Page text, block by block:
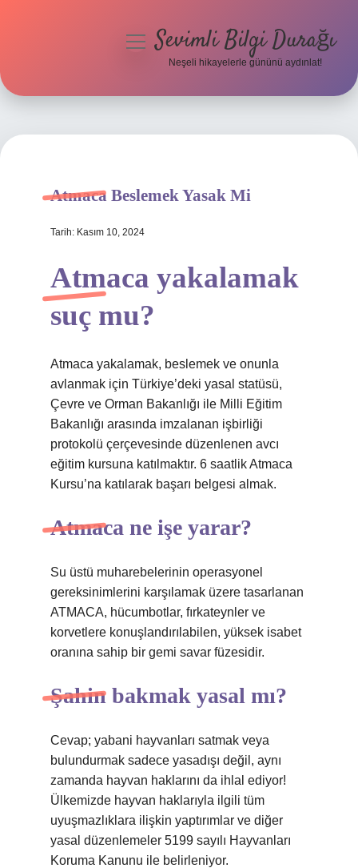
Hakkımızda
menüyüSevimli Bilgi Durağı
Neşeli hikayelerle gününü aydınlat!
Atmaca Beslemek Yasak Mi
Tarih: Kasım 10, 2024
Atmaca yakalamak
suç mu?
Atmaca yakalamak, beslemek ve onunla
avlanmak için Türkiye’deki yasal statüsü,
Çevre ve Orman Bakanlığı ile Milli Eğitim
Bakanlığı arasında imzalanan işbirliği
protokolü çerçevesinde düzenlenen avcı
eğitim kursuna katılmaktır. 6 saatlik Atmaca
Kursu’na katılarak başarı belgesi almak.
Atmaca ne işe yarar?
Su üstü muharebelerinin operasyonel
gereksinimlerini karşılamak üzere tasarlanan
ATMACA, hücumbotlar, fırkateynler ve
korvetlere konuşlandırılabilen, yüksek isabet
oranına sahip bir gemi savar füzesidir.
Şahin bakmak yasal mı?
Cevap; yabani hayvanları satmak veya
bulundurmak sadece yasadışı değil, aynı
zamanda hayvan haklarını da ihlal ediyor!
Ülkemizde hayvan haklarıyla ilgili tüm
uyuşmazlıklara ilişkin yaptırımlar ve diğer
yasal düzenlemeler 5199 sayılı Hayvanları
Koruma Kanunu ile belirleniyor.